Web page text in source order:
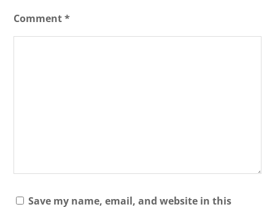
Comment*
Save my name, email, and website in this